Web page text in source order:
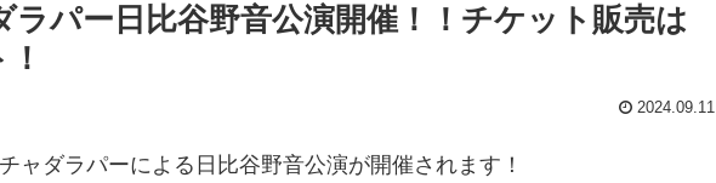
ラパー日比谷野音公演開催！！チケット販売は
2024.09.11
ャダラパーによる日比谷野音公演が開催されます！